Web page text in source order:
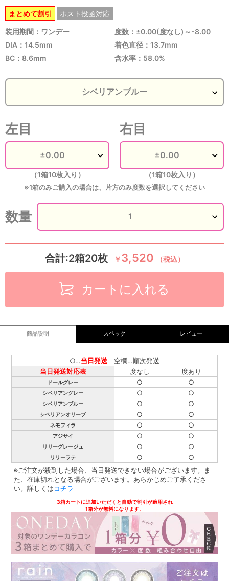
まとめて割引 ポスト投函対応
装用期間：ワンデー
度数：±0.00(度なし)～-8.00
DIA：14.5mm
着色直径：13.7mm
BC：8.6mm
含水率：58.0%
左目
（1箱10枚入り）
右目
（1箱10枚入り）
※1箱のみご購入の場合は、片方のみ度数を選択してください
数量
合計:2箱20枚 ￥3,520 （税込）
カートに入れる
商品説明 スペック レビュー
○…当日発送 空欄…順次発送
当日発送対応表
度なし 度あり
ドールグレー ○ ○
シベリアングレー ○ ○
シベリアンブルー ○ ○
シベリアンオリーブ ○ ○
ネモフィラ ○ ○
アジサイ ○ ○
リリーグレージュ ○ ○
リリーラテ ○
○
※ご注文が殺到した場合、当日発送できない場合がございます。ま
た、在庫切れとなる場合がございます。あらかじめご了承くださ
い。詳しくはコチラ
3箱カートに追加いただくと自動で割引が適用され
1箱分が無料になります。